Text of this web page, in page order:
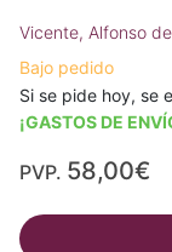
Vicente, Alfonso de
Bajo pedido
Si se pide hoy, se
¡GASTOS DE
PVP. 58,00€